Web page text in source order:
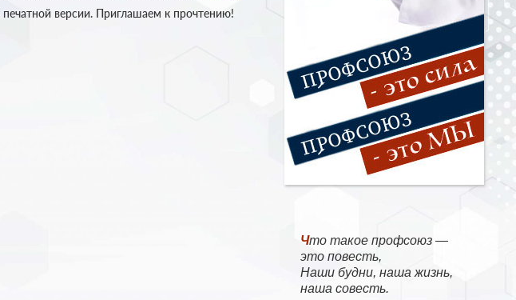
Что такое профсоюз —
это повесть,
Наши будни, наша жизнь,
наша совесть.
печатной версии. Приглашаем к прочтению!